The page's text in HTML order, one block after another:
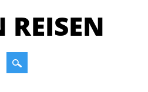
REISEN